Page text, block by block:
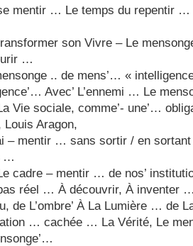
mentir … Le temps du repentir …
son Vivre – Le
…
.. de mens’… «
Avec’ L’ennemi … Le
Vie sociale, comme’- une’…
Louis Aragon,
– mentir … sans sortir / en
…
cadre – mentir … de nos’
réel … À découvrir, À inventer
de L’ombre’ À La Lumière … de
… cachée … La Vérité, Le